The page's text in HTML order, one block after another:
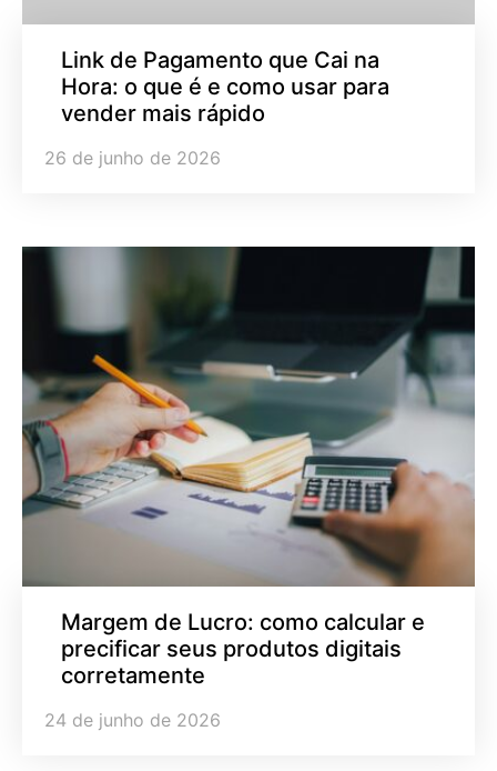
Link de Pagamento que Cai na
Hora: o que é e como usar para
vender mais rápido
26 de junho de 2026
Margem de Lucro: como calcular e
precificar seus produtos digitais
corretamente
24 de junho de 2026